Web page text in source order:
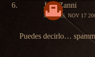
José Zanni
MARTES, NOV 17
Puedes decirlo…